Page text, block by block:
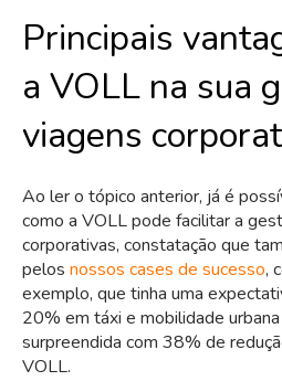
Principais
a VOLL na sua
viagens
Ao ler o tópico anterior, já é
como a VOLL pode facilitar a
corporativas, constatação que
pelos nossos cases de sucesso,
exemplo, que tinha uma
20% em táxi e mobilidade
surpreendida com 38% de
VOLL.